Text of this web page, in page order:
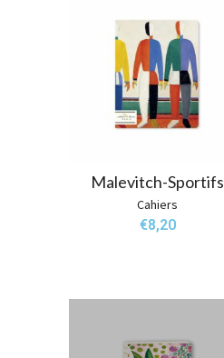
Malevitch-Sportifs
Cahiers
€8,20